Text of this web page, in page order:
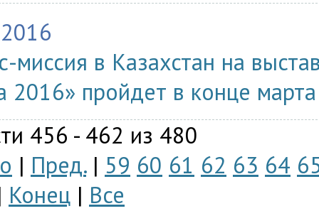
миссия в Казахстан на
2016» пройдет в конце марта
456 - 462 из 480
| Пред.| 59 60 61 62 63 64
Конец | Все